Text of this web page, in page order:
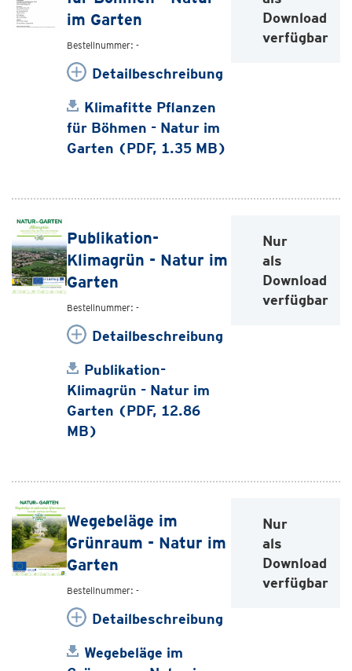
im Garten
Bestellnummer: -
Detailbeschreibung
Klimafitte Pflanzen
für Böhmen - Natur im
Garten (PDF, 1.35 MB)
Download
verfügbar
Publikation-
Klimagrün - Natur im
Garten
Bestellnummer: -
Detailbeschreibung
Publikation-
Klimagrün - Natur im
Garten (PDF, 12.86
MB)
Nur
als
Download
verfügbar
Wegebeläge im
Grünraum - Natur im
Garten
Bestellnummer: -
Detailbeschreibung
Wegebeläge im
Nur
als
Download
verfügbar